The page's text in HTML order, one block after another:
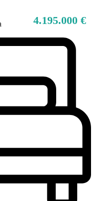
4.195.000 €